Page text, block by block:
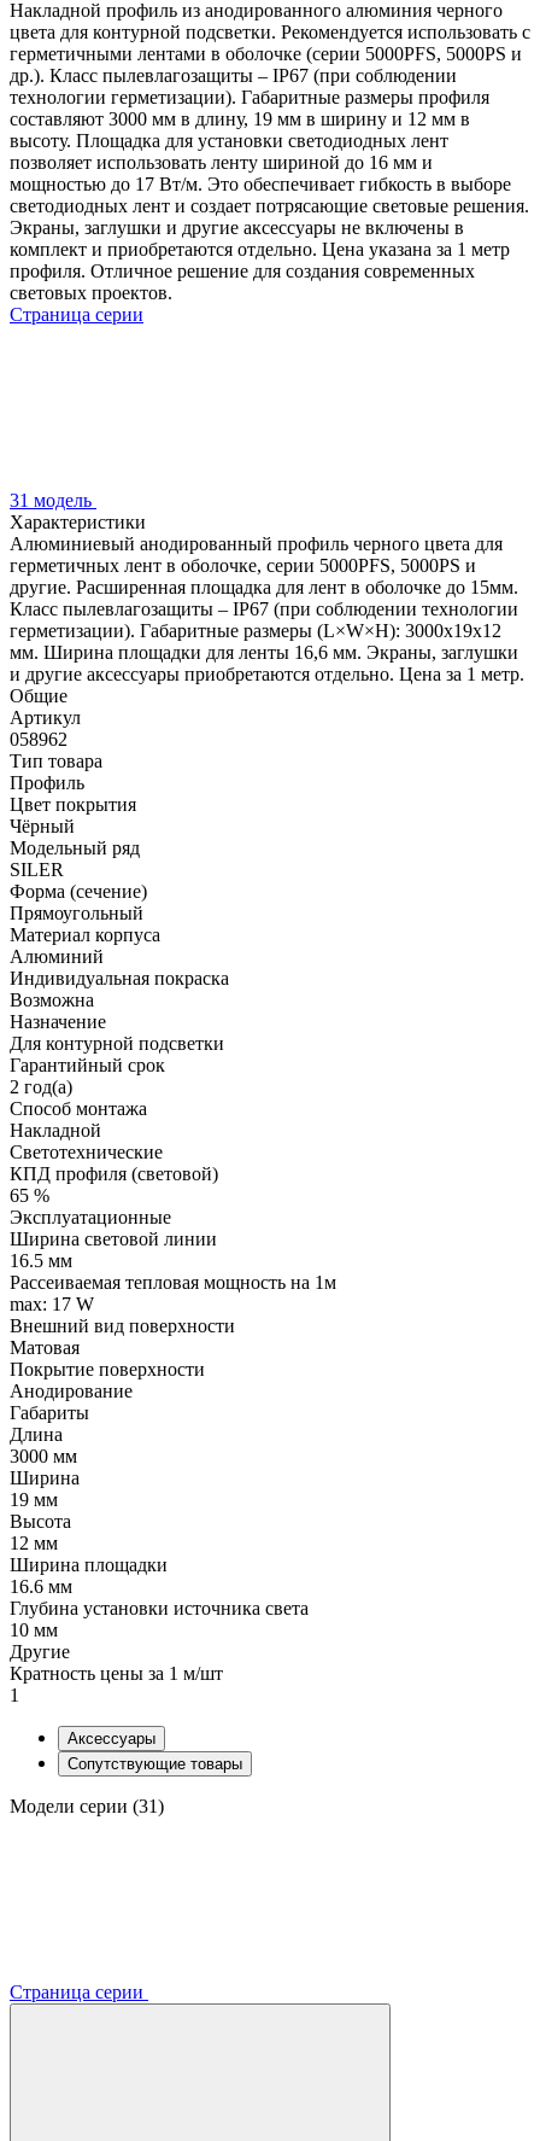
Накладной профиль из анодированного алюминия черного
цвета для контурной подсветки. Рекомендуется использовать с
герметичными лентами в оболочке (серии 5000PFS, 5000PS и
др.). Класс пылевлагозащиты – IP67 (при соблюдении
технологии герметизации). Габаритные размеры профиля
составляют 3000 мм в длину, 19 мм в ширину и 12 мм в
высоту. Площадка для установки светодиодных лент
позволяет использовать ленту шириной до 16 мм и
мощностью до 17 Вт/м. Это обеспечивает гибкость в выборе
светодиодных лент и создает потрясающие световые решения.
Экраны, заглушки и другие аксессуары не включены в
комплект и приобретаются отдельно. Цена указана за 1 метр
профиля. Отличное решение для создания современных
световых проектов.
Страница серии
31 модель
Характеристики
Алюминиевый анодированный профиль черного цвета для
герметичных лент в оболочке, серии 5000PFS, 5000PS и
другие. Расширенная площадка для лент в оболочке до 15мм.
Класс пылевлагозащиты – IP67 (при соблюдении технологии
герметизации). Габаритные размеры (L×W×H): 3000x19x12
мм. Ширина площадки для ленты 16,6 мм. Экраны, заглушки
и другие аксессуары приобретаются отдельно. Цена за 1 метр.
Общие
Артикул
058962
Тип товара
Профиль
Цвет покрытия
Чёрный
Модельный ряд
SILER
Форма (сечение)
Прямоугольный
Материал корпуса
Алюминий
Индивидуальная покраска
Возможна
Назначение
Для контурной подсветки
Гарантийный срок
2 год(а)
Способ монтажа
Накладной
Светотехнические
КПД профиля (cветовой)
65 %
Эксплуатационные
Ширина световой линии
16.5 мм
Рассеиваемая тепловая мощность на 1м
max: 17 W
Внешний вид поверхности
Матовая
Покрытие поверхности
Анодирование
Габариты
Длина
3000 мм
Ширина
19 мм
Высота
12 мм
Ширина площадки
16.6 мм
Глубина установки источника света
10 мм
Другие
Кратность цены за 1 м/шт
1
Аксессуары
Сопутствующие товары
Модели серии (31)
Страница серии